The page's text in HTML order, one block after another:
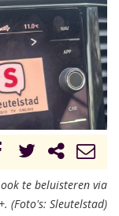
Volgend uur
te beluisteren via
(Foto's: Sleutelstad)